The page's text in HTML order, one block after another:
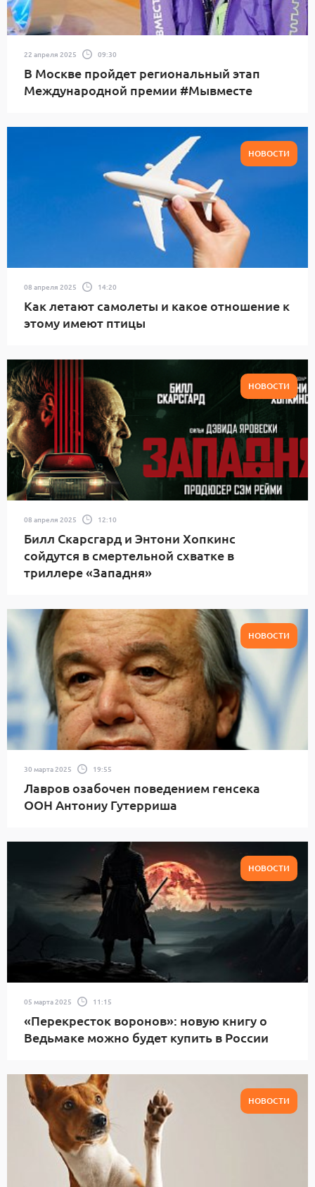
22 апреля 2025 09:30
В Москве пройдет региональный этап
Международной премии #Мывместе
НОВОСТИ
08 апреля 2025 14:20
Как летают самолеты и какое отношение к
этому имеют птицы
НОВОСТИ
08 апреля 2025 12:10
Билл Скарсгард и Энтони Хопкинс
сойдутся в смертельной схватке в
триллере «Западня»
НОВОСТИ
30 марта 2025 19:55
Лавров озабочен поведением генсека
ООН Антониу Гутерриша
НОВОСТИ
05 марта 2025 11:15
«Перекресток воронов»: новую книгу о
Ведьмаке можно будет купить в России
НОВОСТИ